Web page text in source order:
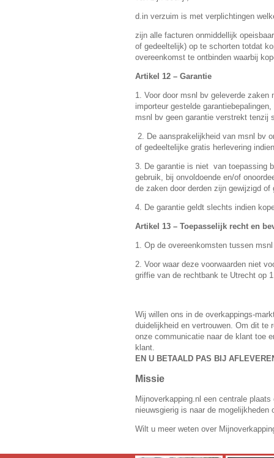
d.in verzuim is met verplichtingen
zijn alle facturen onmiddellijk
of gedeeltelijk) op te schorten totdat
overeenkomst te ontbinden waarbij
Artikel 12 – Garantie
1. Voor door msnl bv geleverde
importeur gestelde
msnl bv geen garantie verstrekt tenzij
2. De aansprakelijkheid van msnl bv
of gedeeltelijke gratis herlevering
3. De garantie is niet van toepassing
gebruik, bij onvoldoende en/of
de zaken door derden zijn gewijzigd of
4. De garantie geldt slechts indien
Artikel 13 – Toepasselijk recht en
1. Op de overeenkomsten tussen
2. Voor waar deze voorwaarden niet
griffie van de rechtbank te Utrecht op
Wij willen ons in de overkappings-
duidelijkheid en vertrouwen. Om dit te
onze communicatie naar de klant toe
klant.
EN U BETAALD PAS BIJ
Missie
Mijnoverkapping.nl een centrale
nieuwsgierig is naar de
Wilt u meer weten over